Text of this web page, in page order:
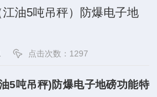
油5吨吊秤）防爆电子地
点击次数：1297
5吨吊秤)防爆电子地磅功能特